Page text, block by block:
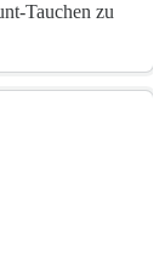
Tauchen zu